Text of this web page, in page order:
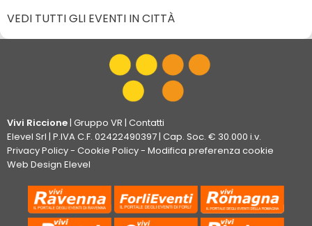
VEDI TUTTI GLI EVENTI IN CITTÀ
Vivi Riccione| Gruppo VR | Contatti
Elevel Srl | P.IVA C.F. 02422490397 | Cap. Soc. € 30.000 i.v.
Privacy Policy- Cookie Policy- Modifica preferenza cookie
Web Design Elevel